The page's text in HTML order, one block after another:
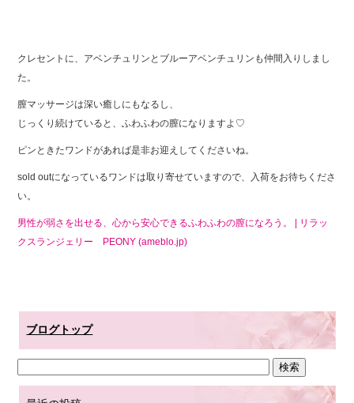
a
e
b
o
o
wi
er
n
クレセントに、アベンチュリンとブルーアベンチュリンも仲間入りしまし
た。
膣マッサージは深い癒しにもなるし、
じっくり続けていると、ふわふわの膣になりますよ♡
ピンときたワンドがあれば是非お迎えしてくださいね。
sold outになっているワンドは取り寄せていますので、入荷をお待ちくださ
い。
男性が弱さを出せる、心から安心できるふわふわの膣になろう。 | リラッ
クスランジェリー PEONY (ameblo.jp)
ブログトップ